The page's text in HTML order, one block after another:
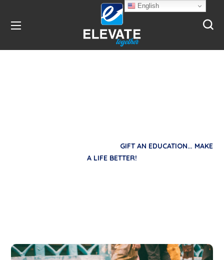
GIFT AN EDUCATION… MAKE
A LIFE BETTER!
English